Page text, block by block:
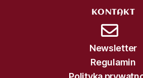
KONTAKT
Newsletter
Regulamin